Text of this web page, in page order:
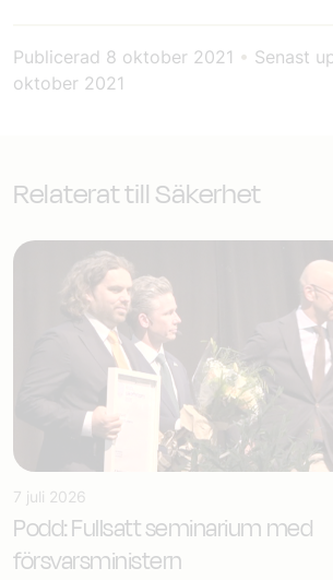
Publicerad 8 oktober 2021 • Senast
oktober 2021
Relaterat till Säkerhet
7 juli 2026
Podd: Fullsatt seminarium med
försvarsministern